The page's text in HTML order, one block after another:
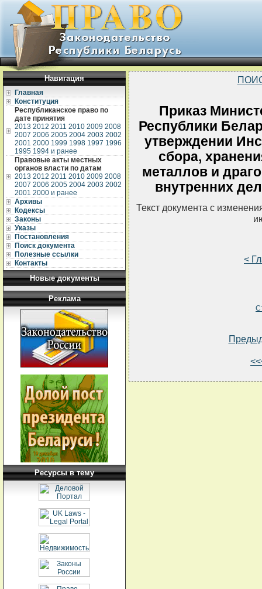
Навигация
Главная
Конституция
Республиканское право по
дате принятия
2013 2012 2011 2010 2009 2008
2007 2006 2005 2004 2003 2002
2001 2000 1999 1998 1997 1996
1995 1994 и ранее
Правовые акты местных
органов власти по датам
2013 2012 2011 2010 2009 2008
2007 2006 2005 2004 2003 2002
2001 2000 и ранее
Архивы
Кодексы
Законы
Указы
Постановления
Поиск документа
Полезные ссылки
Контакты
Новые документы
Реклама
Ресурсы в тему
Приказ
Республики
утверждении
сбора,
металлов и
внутренних
Текст документа с
<